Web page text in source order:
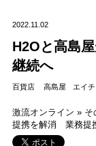
2022.11.02
H2Oと高島
継続へ
百貨店 高島屋 エイ
激流オンライン » そ
提携を解消 業務提